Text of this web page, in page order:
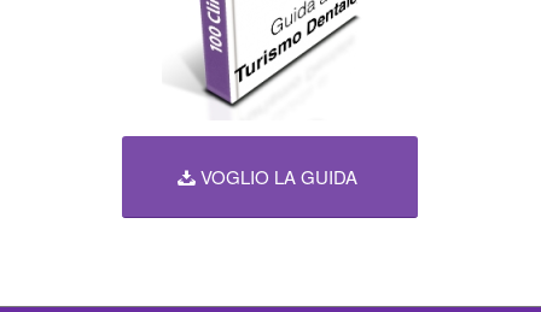
VOGLIO LA GUIDA